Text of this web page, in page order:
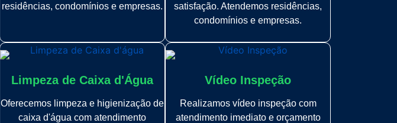
residências, condomínios e empresas.
satisfação. Atendemos residências,
condomínios e empresas.
Limpeza de Caixa d'Água
Oferecemos limpeza e higienização de
caixa d'água com atendimento
Vídeo Inspeção
Realizamos vídeo inspeção com
atendimento imediato e orçamento